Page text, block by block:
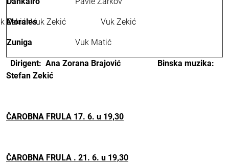
Morales
ZekićhVuk Zekić Vuk Zekić
Zuniga Vuk Matić
Dirigent: Ana Zorana Brajović Binska muzika:
Stefan Zekić
ČAROBNA FRULA 17. 6. u 19,30
ČAROBNA FRULA . 21. 6. u 19,30